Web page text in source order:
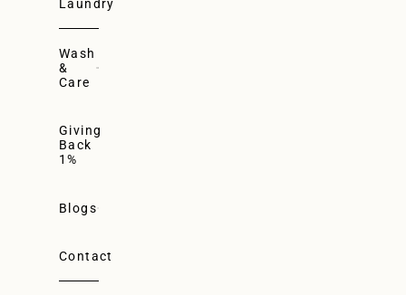
Laundry
Wash
&
Care
Giving
Back
1%
Blogs
Contact